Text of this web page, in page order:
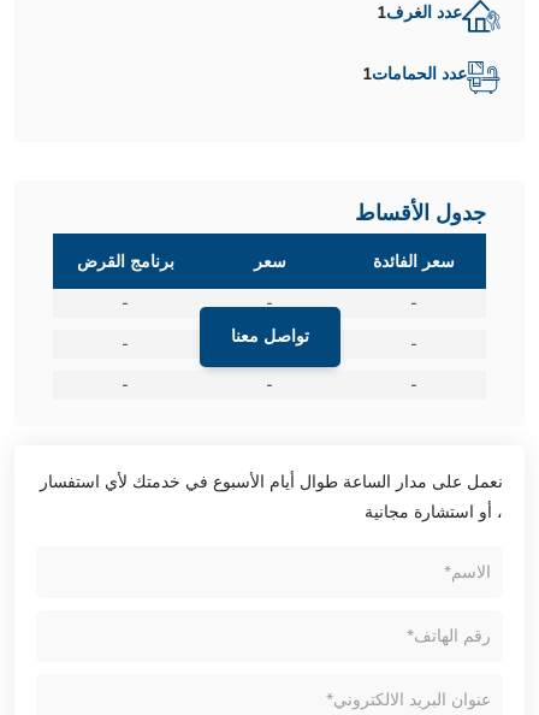
عدد الغرف1
عدد الحمامات1
جدول الأقساط
تواصل معنا
سعر الفائدة سعر
برنامج القرض
-
-
-
-
-
-
-
-
-
نعمل على مدار الساعة طوال أيام الأسبوع في خدمتك لأي استفسار
، أو استشارة مجانية